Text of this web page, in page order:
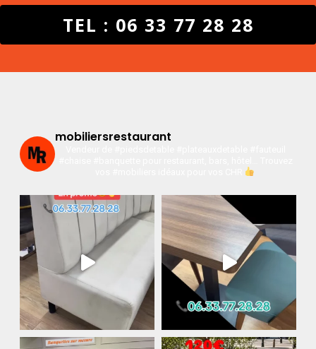
TEL : 06 33 77 28 28
mobiliersrestaurant